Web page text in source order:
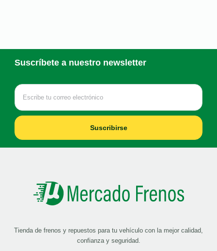
Suscríbete a nuestro newsletter
Suscribirse
Tienda de frenos y repuestos para tu vehículo con la mejor calidad,
confianza y seguridad.